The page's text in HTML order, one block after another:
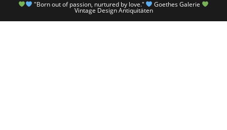
"Born out of passion, nurtured by love." Goethes Galerie
Vintage Design Antiquitäten